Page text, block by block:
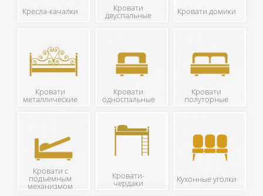
Кресла-качалки Кровати
двуспальные Кровати домики
Кровати
металлические
Кровати
односпальные
Кровати
полуторные
Кровати с
подъемным
механизмом
Кровати-
чердаки Кухонные уголки